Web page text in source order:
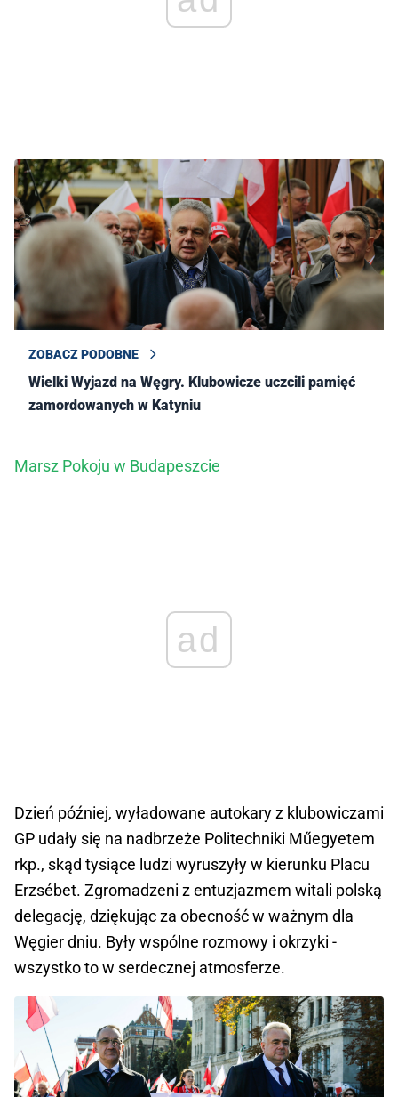
ZOBACZ PODOBNE
Wielki Wyjazd na Węgry. Klubowicze uczcili pamięć
zamordowanych w Katyniu
Marsz Pokoju w Budapeszcie
ad
Dzień później, wyładowane autokary z klubowiczami
GP udały się na nadbrzeże Politechniki Műegyetem
rkp., skąd tysiące ludzi wyruszyły w kierunku Placu
Erzsébet. Zgromadzeni z entuzjazmem witali polską
delegację, dziękując za obecność w ważnym dla
Węgier dniu. Były wspólne rozmowy i okrzyki -
wszystko to w serdecznej atmosferze.